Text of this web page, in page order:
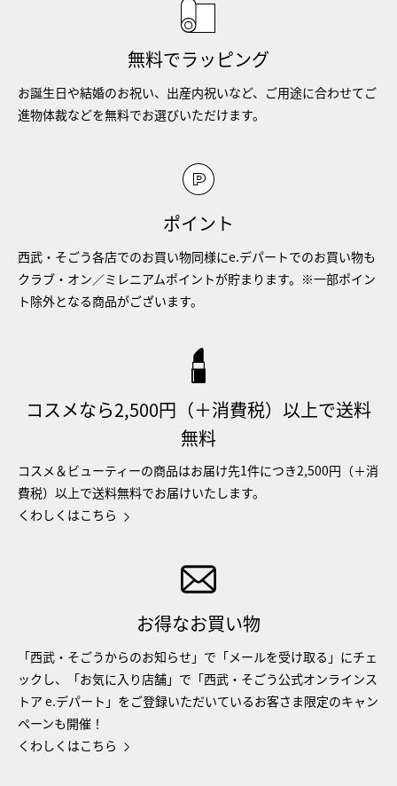
無料でラッピング
お誕生日や結婚のお祝い、出産内祝いなど、ご用途に合わせてご
進物体裁などを無料でお選びいただけます。
ポイント
西武・そごう各店でのお買い物同様にe.デパートでのお買い物も
クラブ・オン／ミレニアムポイントが貯まります。※一部ポイン
ト除外となる商品がございます。
コスメなら2,500円（＋消費税）以上で送料
無料
コスメ＆ビューティーの商品はお届け先1件につき2,500円（＋消
費税）以上で送料無料でお届けいたします。
くわしくはこちら
お得なお買い物
「西武・そごうからのお知らせ」で「メールを受け取る」にチェ
ックし、「お気に入り店舗」で「西武・そごう公式オンラインス
トア e.デパート」をご登録いただいているお客さま限定のキャン
ペーンも開催！
くわしくはこちら